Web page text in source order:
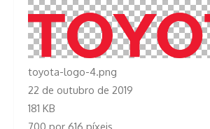
toyota-logo-4.png
22 de outubro de 2019
181 KB